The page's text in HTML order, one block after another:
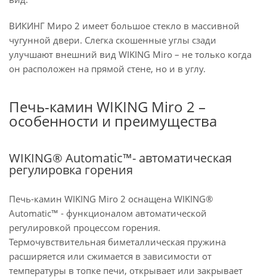
ВИКИНГ Миро 2 имеет большое стекло в массивной
чугунной двери. Слегка скошенные углы сзади
улучшают внешний вид WIKING Miro – не только когда
он расположен на прямой стене, но и в углу.
Печь-камин WIKING Miro 2 –
особенности и преимущества
WIKING® Automatic™- автоматическая
регулировка горения
Печь-камин WIKING Miro 2 оснащена WIKING®
Automatic™ - функционалом автоматической
регулировкой процессом горения.
Термочувствительная биметаллическая пружина
расширяется или сжимается в зависимости от
температуры в топке печи, открывает или закрывает